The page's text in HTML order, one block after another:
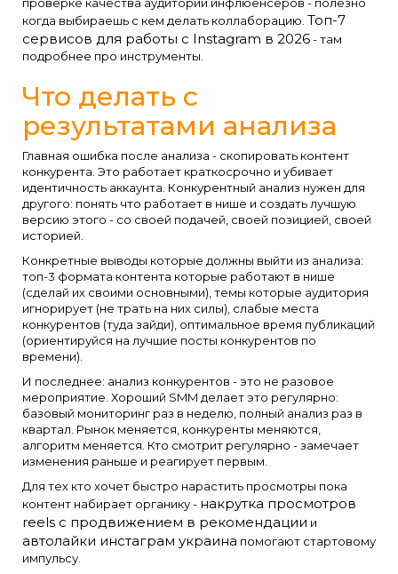
когда выбираешь с кем делать коллаборацию. Топ-7
сервисов для работы с Instagram в 2026- там
подробнее про инструменты.
Что делать с
результатами анализа
Главная ошибка после анализа - скопировать контент
конкурента. Это работает краткосрочно и убивает
идентичность аккаунта. Конкурентный анализ нужен для
другого: понять что работает в нише и создать лучшую
версию этого - со своей подачей, своей позицией, своей
историей.
Конкретные выводы которые должны выйти из анализа:
топ-3 формата контента которые работают в нише
(сделай их своими основными), темы которые аудитория
игнорирует (не трать на них силы), слабые места
конкурентов (туда зайди), оптимальное время публикаций
(ориентируйся на лучшие посты конкурентов по
времени).
И последнее: анализ конкурентов - это не разовое
мероприятие. Хороший SMM делает это регулярно:
базовый мониторинг раз в неделю, полный анализ раз в
квартал. Рынок меняется, конкуренты меняются,
алгоритм меняется. Кто смотрит регулярно - замечает
изменения раньше и реагирует первым.
Для тех кто хочет быстро нарастить просмотры пока
контент набирает органику - накрутка просмотров
reels с продвижением в рекомендации и
автолайки инстаграм украина помогают стартовому
импульсу.